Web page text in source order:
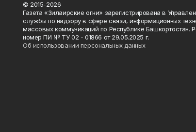
© 2015-2026
Газета «Зилаирские огни» зарегистрирована в
службы по надзору в сфере связи, информационных
массовых коммуникаций по Республике Башкортостан.
номер ПИ № ТУ 02 - 01866 от 29.05.2025 г.
Об использовании персональных данных